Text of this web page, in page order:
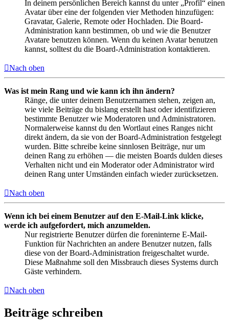
In deinem persönlichen Bereich kannst du unter „Profil“ einen
Avatar über eine der folgenden vier Methoden hinzufügen:
Gravatar, Galerie, Remote oder Hochladen. Die Board-
Administration kann bestimmen, ob und wie die Benutzer
Avatare benutzen können. Wenn du keinen Avatar benutzen
kannst, solltest du die Board-Administration kontaktieren.
Nach oben
Was ist mein Rang und wie kann ich ihn ändern?
Ränge, die unter deinem Benutzernamen stehen, zeigen an,
wie viele Beiträge du bislang erstellt hast oder identifizieren
bestimmte Benutzer wie Moderatoren und Administratoren.
Normalerweise kannst du den Wortlaut eines Ranges nicht
direkt ändern, da sie von der Board-Administration festgelegt
wurden. Bitte schreibe keine sinnlosen Beiträge, nur um
deinen Rang zu erhöhen — die meisten Boards dulden dieses
Verhalten nicht und ein Moderator oder Administrator wird
deinen Rang unter Umständen einfach wieder zurücksetzen.
Nach oben
Wenn ich bei einem Benutzer auf den E-Mail-Link klicke,
werde ich aufgefordert, mich anzumelden.
Nur registrierte Benutzer dürfen die foreninterne E-Mail-
Funktion für Nachrichten an andere Benutzer nutzen, falls
diese von der Board-Administration freigeschaltet wurde.
Diese Maßnahme soll den Missbrauch dieses Systems durch
Gäste verhindern.
Nach oben
Beiträge schreiben